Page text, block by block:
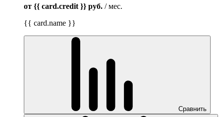
от {{ card.credit }} руб. / мес.
{{ card.name }}
Сравнить